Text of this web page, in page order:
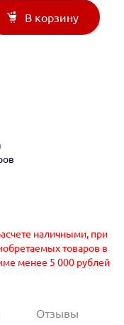
В корзину
наличными, при
товаров в
менее 5 000 рублей
Отзывы